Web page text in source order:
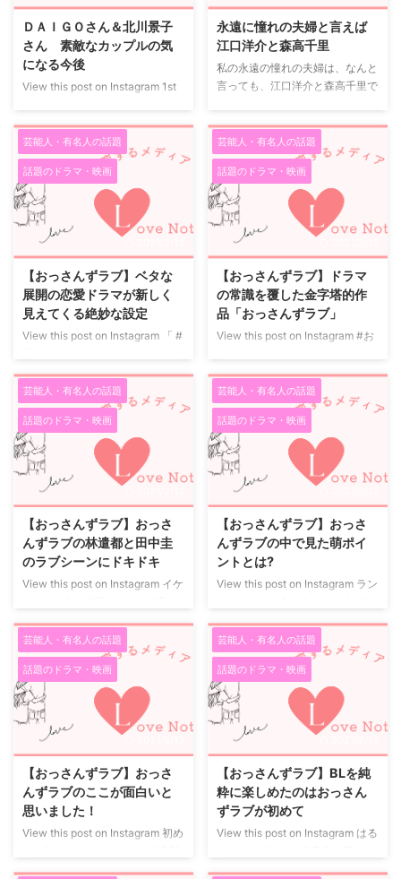
命係 最後の決断 ＆ シーズン
14・15』本日発売 ドラマの
GTO！ 私はドラマのGTOを見て
いました。 主演の反町隆史さん
美人でスタ ...
にて、代表作であり、遺作ともな
りました。 ストーリーは、超・
ドジな琴子の猪突猛進の恋のお
話。 フラれても、フラれても、
ィーと根性はもう「お見事！ ...
ＤＡＩＧＯさん＆北川景子
さん 素敵なカップルの気
になる今後
View this post on Instagram 1st
ん(@daigo_breakerz_)がシェア
した投稿 - 2017年 1月月11日午前
5時08分PST ビッグカップルの交
際報道 2人の交際は、久々のビッ
グカップル誕生ということでスポ
ーツ誌でも大々的に取り上げられ
ました。 北川景子さんは超売れ
っ子の女優さん、報道後マスコミ
いたら隠れたり逃げたりせず、わ
りとオープンに。イベントに出演
した際にも報道陣から現在 ...
永遠に憧れの夫婦と言えば
江口洋介と森高千里
私の永遠の憧れの夫婦は、なんと
言っても、江口洋介と森高千里で
れます。 この二人だけは、ずっ
と上手く行って欲しいと切に思っ
ています。 そもそもこの二人、
もう50歳になるはずなのに、い
つまでも絵になり過ぎな上に、ラ
ブラブビームが永遠に続いている
感じで、もう羨ましいと言ったら
もいつまでもこんな夫婦で、いら
れたらいいなぁと思っています。
天皇陛下夫婦と同じくらい、安心
感のある夫婦の愛を感じます。
...
芸能人・有名人の話題
話題のドラマ・映画
【おっさんずラブ】ベタな
展開の恋愛ドラマが新しく
見えてくる絶妙な設定
View this post on Instagram ‪「 #
るたん、板挟みでパニック！‬ ‪謎
めいてる主任、激怒？‬ ‪#田中圭 #
吉田鋼太郎 #林遣都 #眞島秀和‬ ‪#
おっさんずラブ‬ ‪#第3話 #今夜11
時15分〜‬ ‪#あと30分だお?‬ 【公
式】おっさんずラブ?ドラマアカ
ウントさん(@ossanslove)がシェ
アした投稿 - 2018年 5月月5日午
前6時46分PDT 特に期待してい
ないで見始めたおっさんずラブ
私の中でドラマは、だいたい見た
い内容が決 ...
芸能人・有名人の話題
話題のドラマ・映画
【おっさんずラブ】ドラマ
の常識を覆した金字塔的作
品「おっさんずラブ」
View this post on Instagram #お
きありがとうございました?‍
来
週放送の第4話「第三の男」は…
春田をめぐる恋愛事情に新たな急
展開が
第三の男、武川政宗始
動...!? さらに、居酒屋わんだほう
が閉店の危機に？ #田中圭 #吉田
鋼太郎 #林遣都 #眞島秀和 #来週
もお楽しみに 【公式】おっさん
ずラブ?ドラマアカウントさん
(@ossanslove)がシェアした投稿
- 2018年 5月月5日午前8時02分
PDT 春田派、牧派、部長派、主
任派で ...
芸能人・有名人の話題
話題のドラマ・映画
【おっさんずラブ】おっさ
んずラブの林遣都と田中圭
のラブシーンにドキドキ
View this post on Instagram イケ
ライバルは #林遣都 #まさに #未
曾有の #モテ期到来 #おっさんず
ラブ #4月21日スタート #いよい
よ明日
#田中圭 #林遣都 #吉田
鋼太郎 #放送開始まであと1日
【公式】おっさんずラブ?ドラマ
アカウントさん(@ossanslove)が
シェアした投稿 - 2018年 4月月
19日午後7時06分PDT おっさん
ずラブの牧を演じる林遣都君 お
っさんずラブというと主演の春田
を演じる田中圭や、部長役を演じ
る吉田 ...
芸能人・有名人の話題
話題のドラマ・映画
【おっさんずラブ】おっさ
んずラブの中で見た萌ポイ
ントとは?
View this post on Instagram ラン
の唐揚げをあまりに美味しそうに
食べるので、皆さまにもおすそ分
け? #でも #部長の手作り弁当と
#牧ごはん #両方食べられるのは
#この地球上で #はるたんだけ #
おっさんずラブ 【公式】おっさ
んずラブ?ドラマアカウントさん
(@ossanslove)がシェアした投稿
- 2018年 5月月1日午後7時47分
PDT おっさんずラブで初めて見
かけた主人公を演じる田中圭さ
ん。 主役なのにぜんぜん格好良
くないと思いきや、非 ...
芸能人・有名人の話題
話題のドラマ・映画
【おっさんずラブ】おっさ
んずラブのここが面白いと
思いました！
View this post on Instagram 初め
していました。劇中では部長の不
芸能人・有名人の話題
話題のドラマ・映画
【おっさんずラブ】BLを純
粋に楽しめたのはおっさん
ずラブが初めて
View this post on Instagram はる
のが遅かった幼馴染同士。伝えた